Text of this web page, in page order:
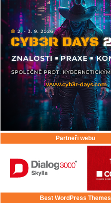
Partneři webu
Best WordPress Themes